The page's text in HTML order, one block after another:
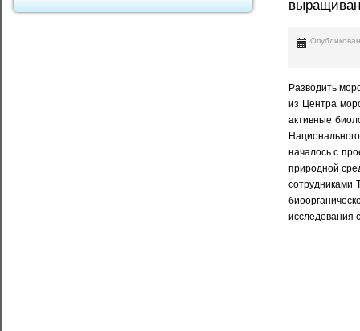
Разводить
из Центра
активные
началось с
природной
сотрудниками
исследования